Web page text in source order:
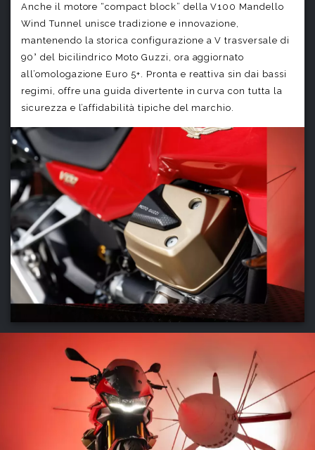
Anche il motore “compact block” della V100 Mandello
Wind Tunnel unisce tradizione e innovazione,
mantenendo la storica configurazione a V trasversale di
90° del bicilindrico Moto Guzzi, ora aggiornato
all’omologazione Euro 5+. Pronta e reattiva sin dai bassi
regimi, offre una guida divertente in curva con tutta la
sicurezza e l’affidabilità tipiche del marchio.